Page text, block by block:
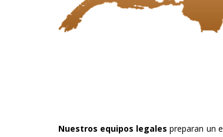
Nuestros equipos legales preparan un